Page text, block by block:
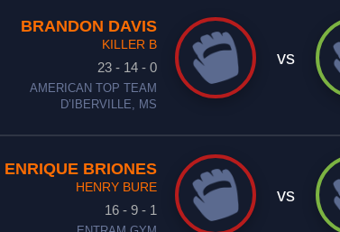
BRANDON DAVIS
KILLER B
23 - 14 - 0
AMERICAN TOP TEAM
D’IBERVILLE, MS
vs
ENRIQUE BRIONES
HENRY BURE
16 - 9 - 1
vs